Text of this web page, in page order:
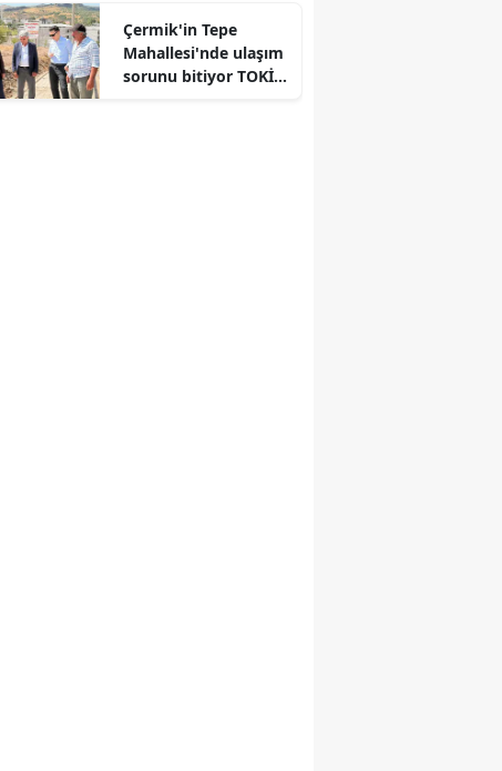
Çermik'in Tepe
Mahallesi'nde ulaşım
sorunu bitiyor TOKİ